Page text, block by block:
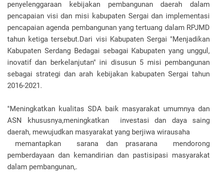
penyelenggaraan kebijakan pembangunan daerah dalam
pencapaian visi dan misi kabupaten Sergai dan implementasi
pencapaian agenda pembangunan yang tertuang dalam RPJMD
tahun ketiga tersebut.Dari visi Kabupaten Sergai "Menjadikan
Kabupaten Serdang Bedagai sebagai Kabupaten yang unggul,
inovatif dan berkelanjutan" ini disusun 5 misi pembangunan
sebagai strategi dan arah kebijakan kabupaten Sergai tahun
2016-2021.
"Meningkatkan kualitas SDA baik masyarakat umumnya dan
ASN khususnya,meningkatkan investasi dan daya saing
daerah, mewujudkan masyarakat yang berjiwa wirausaha
memantapkan sarana dan prasarana mendorong
pemberdayaan dan kemandirian dan pastisipasi masyarakat
dalam pembangunan,.